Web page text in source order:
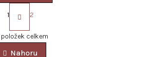
v
l
S
t
á
n
k
1 2
položek celkem
Nahoru